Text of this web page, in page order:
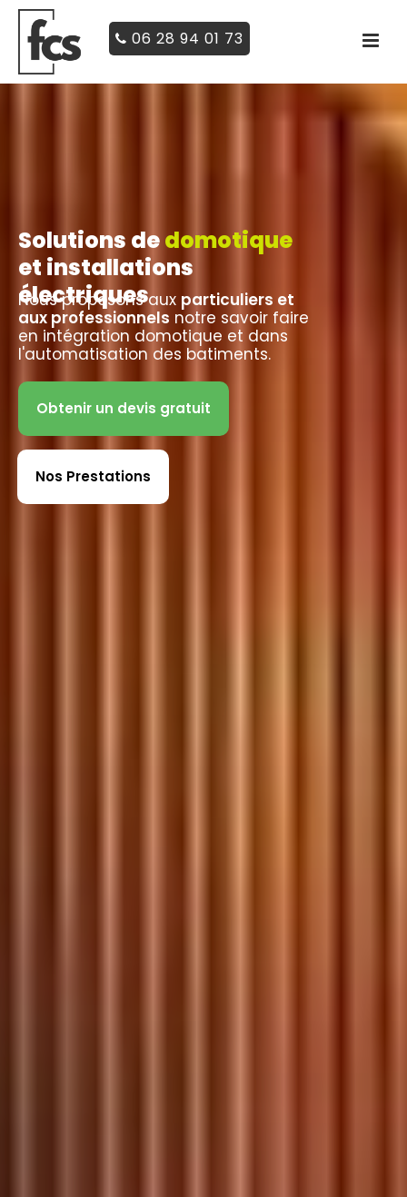
06 28 94 01 73
Solutions dedomotique
et installations
électriques
Nous proposons aux particuliers et
aux professionnels notre savoir faire
en intégration domotique et dans
l'automatisation des batiments.
Obtenir un devis gratuit
Nos Prestations